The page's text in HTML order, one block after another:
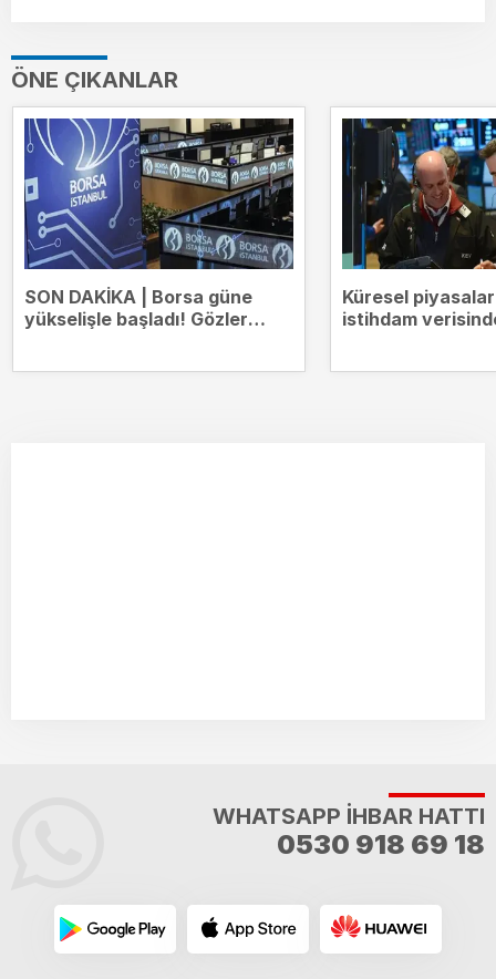
ÖNE ÇIKANLAR
SON DAKİKA | Borsa güne
yükselişle başladı! Gözler
Küresel
istihdam
WHATSAPP İHBAR HATTI
0530 918 69 18